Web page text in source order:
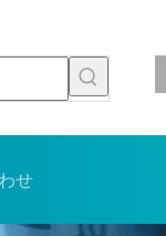
せ